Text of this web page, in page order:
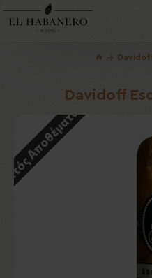
Davidoff
Αποθέματος